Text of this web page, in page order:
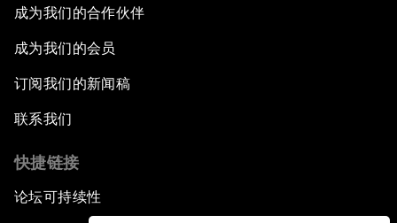
成为我们的合作伙伴
成为我们的会员
订阅我们的新闻稿
联系我们
快捷链接
论坛可持续性